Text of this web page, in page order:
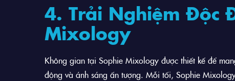
4. Trải Nghiệm Độc
Mixology
Không gian tại Sophie Mixology được thiết kế để
động và ánh sáng ấn tượng. Mỗi tối, Sophie